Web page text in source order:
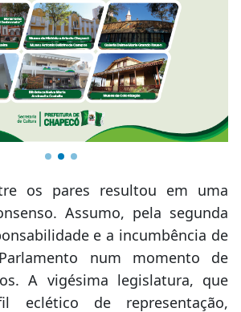
os pares resultou em uma
Assumo, pela segunda
e a incumbência de
num momento de
A vigésima legislatura, que
eclético de representação,